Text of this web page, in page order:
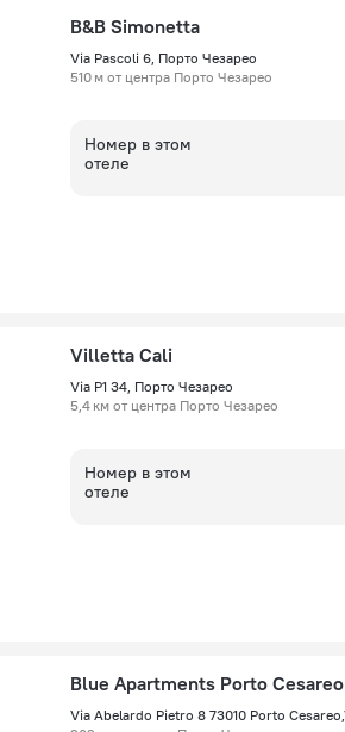
B&B Simonetta
Via Pascoli 6, Порто Чезарео
510 м от центра Порто Чезарео
Номер в этом
отеле
Villetta Cali
Via P1 34, Порто Чезарео
5,4 км от центра Порто Чезарео
Номер в этом
отеле
Blue Apartments Porto Cesareo